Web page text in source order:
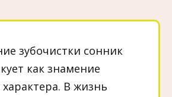
зубочистки сонник
как знамение
характера. В жизнь